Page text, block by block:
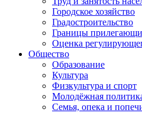
Городское хозяйство
Градостроительство
Границы
Оценка
Общество
Образование
Культура
Физкультура и спорт
Молодёжная
Семья, опека и